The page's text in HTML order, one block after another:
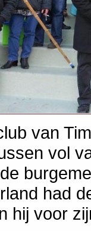
van
vol
had
hij voor